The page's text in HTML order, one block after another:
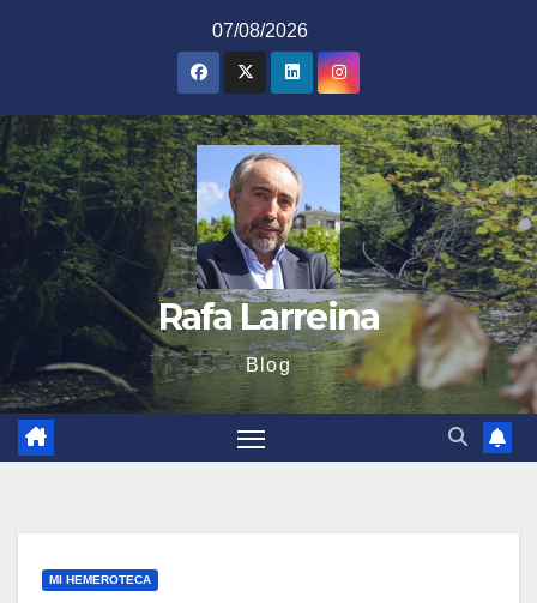
07/08/2026
Rafa Larreina
Blog
MI HEMEROTECA